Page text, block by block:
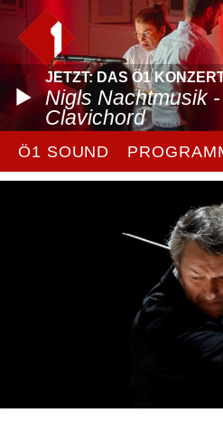
JETZT: DAS Ö1
Nigls Nachtmusik
Clavichord
Ö1 SOUND